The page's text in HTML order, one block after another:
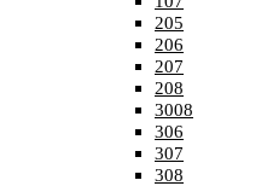
205
206
207
208
3008
306
307
308